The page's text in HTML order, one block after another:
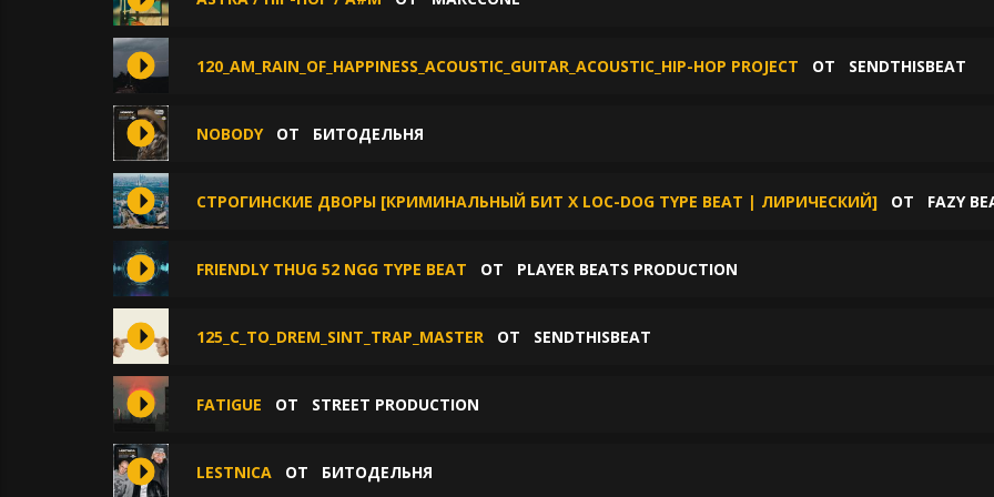
120_AM_RAIN_OF_HAPPINESS_ACOUSTIC_GUITAR_ACOUSTIC_HIP-HOP PROJECT ОТ SENDTHISBEAT
NOBODY ОТ БИТОДЕЛЬНЯ
СТРОГИНСКИЕ ДВОРЫ [КРИМИНАЛЬНЫЙ БИТ X LOC-DOG TYPE BEAT | ЛИРИЧЕСКИЙ] ОТ FAZY
FRIENDLY THUG 52 NGG TYPE BEAT ОТ PLAYER BEATS PRODUCTION
125_C_TO_DREM_SINT_TRAP_MASTER ОТ SENDTHISBEAT
FATIGUE ОТ STREET PRODUCTION
LESTNICA ОТ БИТОДЕЛЬНЯ